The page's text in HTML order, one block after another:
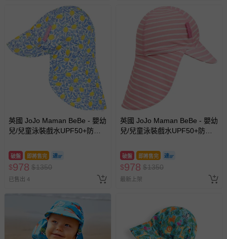
英國 JoJo Maman BeBe - 嬰幼
兒/兒童泳裝戲水UPF50+防曬
破盤 即將售完
$978 $1350
已售出 4
英國 JoJo Maman BeBe - 嬰幼
兒/兒童泳裝戲水UPF50+防曬
破盤 即將售完
$978 $1350
最新上架